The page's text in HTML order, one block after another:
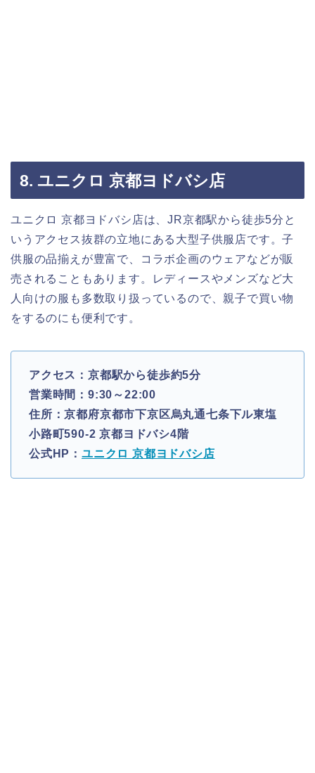
8. ユニクロ 京都ヨドバシ店
ユニクロ 京都ヨドバシ店は、JR京都駅から徒歩5分と
いうアクセス抜群の立地にある大型子供服店です。子
供服の品揃えが豊富で、コラボ企画のウェアなどが販
売されることもあります。レディースやメンズなど大
人向けの服も多数取り扱っているので、親子で買い物
をするのにも便利です。
アクセス：京都駅から徒歩約5分
営業時間：9:30～22:00
住所：京都府京都市下京区烏丸通七条下ル東塩
小路町590-2 京都ヨドバシ4階
公式HP： ユニクロ 京都ヨドバシ店